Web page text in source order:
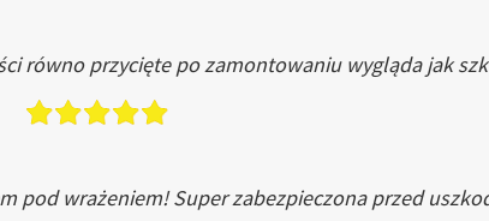
przycięte po zamontowaniu wygląda jak
pod wrażeniem! Super zabezpieczona przed